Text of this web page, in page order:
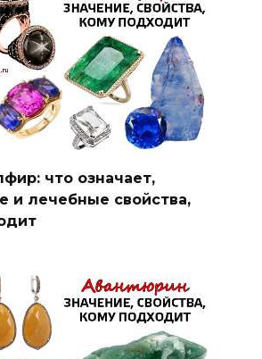
что означает,
и лечебные свойства,